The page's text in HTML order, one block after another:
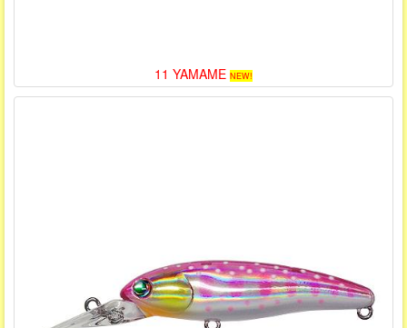
11 YAMAME NEW!